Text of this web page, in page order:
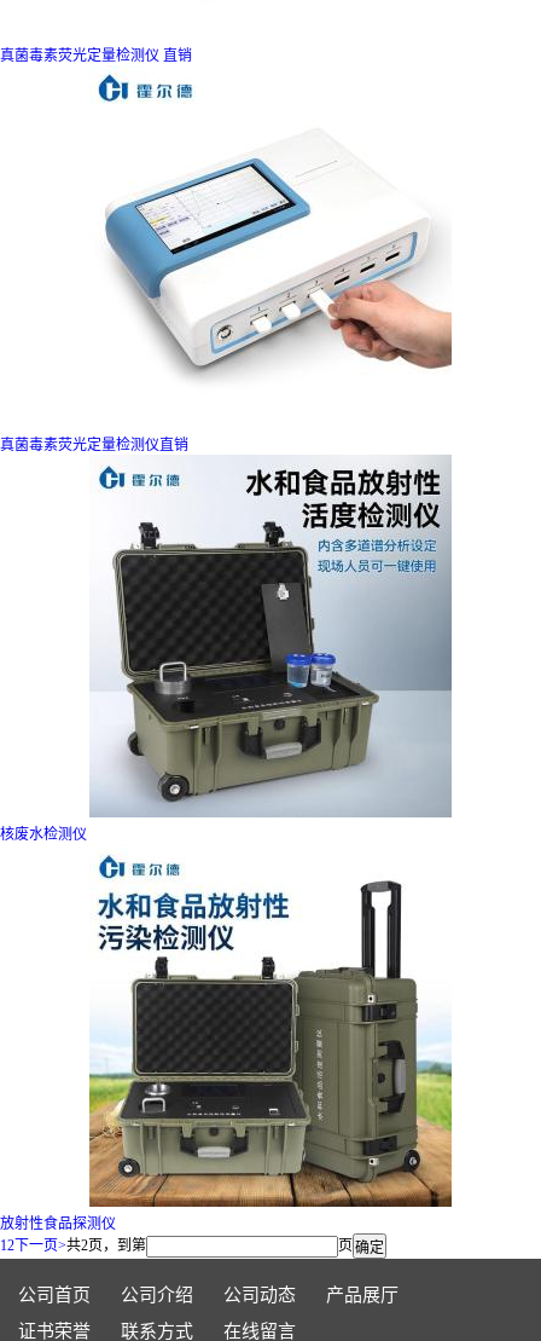
真菌毒素荧光定量检测仪 直销
真菌毒素荧光定量检测仪直销
核废水检测仪
放射性食品探测仪
12下一页>共2页，到第 页
公司首页 公司介绍 公司动态
产品展厅
证书荣誉
联系方式 在线留言